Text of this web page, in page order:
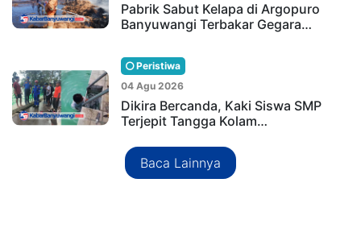
Pabrik Sabut Kelapa di Argopuro
Banyuwangi Terbakar Gegara…
Peristiwa
04 Agu 2026
Dikira Bercanda, Kaki Siswa SMP
Terjepit Tangga Kolam…
Baca Lainnya